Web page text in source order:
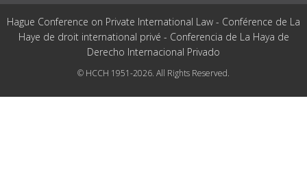
Hague Conference on Private International Law - Conférence de La
Haye de droit international privé - Conferencia de La Haya de
Derecho Internacional Privado
© HCCH 1951-2026. All Rights Reserved.